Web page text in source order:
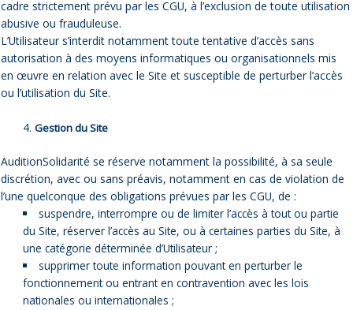
cadre strictement prévu par les CGU, à l’exclusion de toute utilisation
abusive ou frauduleuse.
L’Utilisateur s’interdit notamment toute tentative d’accès sans
autorisation à des moyens informatiques ou organisationnels mis
en œuvre en relation avec le Site et susceptible de perturber l’accès
ou l’utilisation du Site.
Gestion du Site
AuditionSolidarité se réserve notamment la possibilité, à sa seule
discrétion, avec ou sans préavis, notamment en cas de violation de
l’une quelconque des obligations prévues par les CGU, de :
suspendre, interrompre ou de limiter l’accès à tout ou partie
du Site, réserver l’accès au Site, ou à certaines parties du Site, à
une catégorie déterminée d’Utilisateur ;
supprimer toute information pouvant en perturber le
fonctionnement ou entrant en contravention avec les lois
nationales ou internationales ;